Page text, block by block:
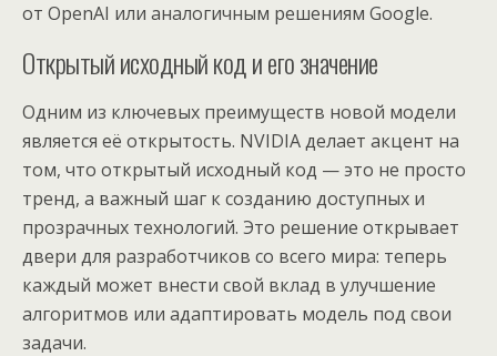
от OpenAI или аналогичным решениям Google.
Открытый исходный код и его значение
Одним из ключевых преимуществ новой модели
является её открытость. NVIDIA делает акцент на
том, что открытый исходный код — это не просто
тренд, а важный шаг к созданию доступных и
прозрачных технологий. Это решение открывает
двери для разработчиков со всего мира: теперь
каждый может внести свой вклад в улучшение
алгоритмов или адаптировать модель под свои
задачи.